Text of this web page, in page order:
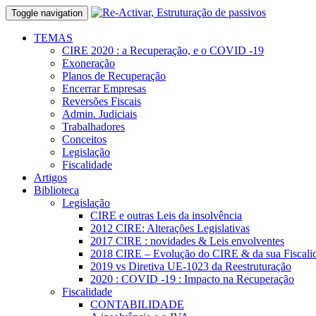
Toggle navigation
TEMAS
CIRE 2020 : a Recuperação, e o COVID -19
Exoneração
Planos de Recuperação
Encerrar Empresas
Reversões Fiscais
Admin. Judiciais
Trabalhadores
Conceitos
Legislação
Fiscalidade
Artigos
Biblioteca
Legislação
CIRE e outras Leis da insolvência
2012 CIRE: Alterações Legislativas
2017 CIRE : novidades & Leis envolventes
2018 CIRE – Evolução do CIRE & da sua
2019 vs Diretiva UE-1023 da Reestruturação
2020 : COVID -19 : Impacto na Recuperação
Fiscalidade
CONTABILIDADE